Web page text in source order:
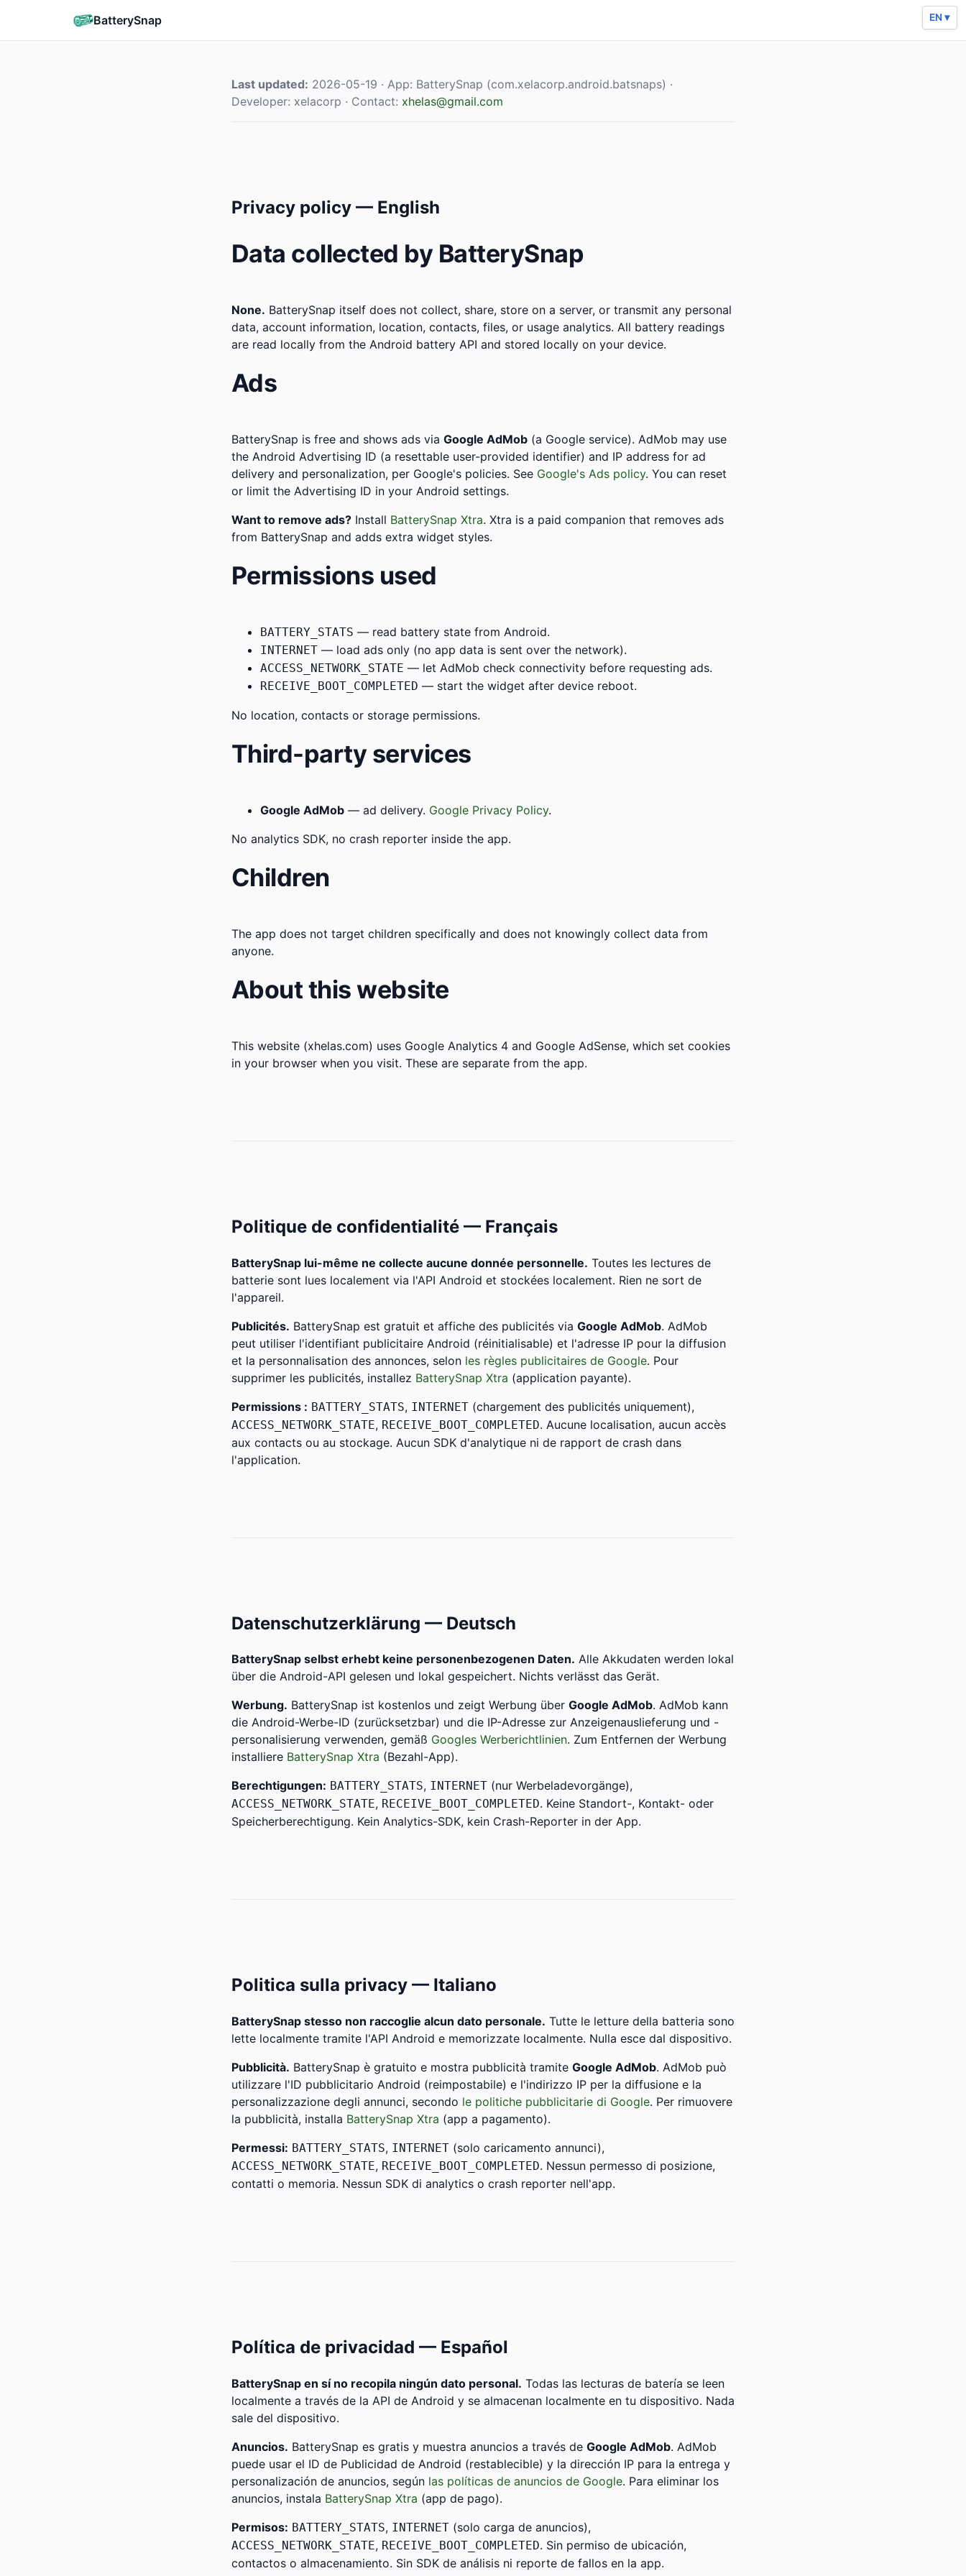
BatterySnap
Last updated: 2026-05-19 · App: BatterySnap (com.xelacorp.android.batsnaps) ·
Developer: xelacorp · Contact: xhelas@gmail.com
Privacy policy — English
Data collected by BatterySnap
None. BatterySnap itself does not collect, share, store on a server, or transmit any personal
data, account information, location, contacts, files, or usage analytics. All battery readings
are read locally from the Android battery API and stored locally on your device.
Ads
BatterySnap is free and shows ads via Google AdMob (a Google service). AdMob may use
the Android Advertising ID (a resettable user-provided identifier) and IP address for ad
delivery and personalization, per Google's policies. See Google's Ads policy. You can reset
or limit the Advertising ID in your Android settings.
Want to remove ads? Install BatterySnap Xtra. Xtra is a paid companion that removes ads
from BatterySnap and adds extra widget styles.
Permissions used
BATTERY_STATS — read battery state from Android.
INTERNET — load ads only (no app data is sent over the network).
ACCESS_NETWORK_STATE — let AdMob check connectivity before requesting ads.
RECEIVE_BOOT_COMPLETED — start the widget after device reboot.
No location, contacts or storage permissions.
Third-party services
Google AdMob — ad delivery. Google Privacy Policy.
No analytics SDK, no crash reporter inside the app.
Children
The app does not target children specifically and does not knowingly collect data from
anyone.
About this website
This website (xhelas.com) uses Google Analytics 4 and Google AdSense, which set cookies
in your browser when you visit. These are separate from the app.
Politique de confidentialité — Français
BatterySnap lui-même ne collecte aucune donnée personnelle. Toutes les lectures de
batterie sont lues localement via l'API Android et stockées localement. Rien ne sort de
l'appareil.
Publicités. BatterySnap est gratuit et affiche des publicités via Google AdMob. AdMob
peut utiliser l'identifiant publicitaire Android (réinitialisable) et l'adresse IP pour la diffusion
et la personnalisation des annonces, selon les règles publicitaires de Google. Pour
supprimer les publicités, installez BatterySnap Xtra (application payante).
Permissions : BATTERY_STATS, INTERNET (chargement des publicités uniquement),
ACCESS_NETWORK_STATE, RECEIVE_BOOT_COMPLETED. Aucune localisation, aucun accès
aux contacts ou au stockage. Aucun SDK d'analytique ni de rapport de crash dans
l'application.
Datenschutzerklärung — Deutsch
BatterySnap selbst erhebt keine personenbezogenen Daten. Alle Akkudaten werden lokal
über die Android-API gelesen und lokal gespeichert. Nichts verlässt das Gerät.
Werbung. BatterySnap ist kostenlos und zeigt Werbung über Google AdMob. AdMob kann
die Android-Werbe-ID (zurücksetzbar) und die IP-Adresse zur Anzeigenauslieferung und -
personalisierung verwenden, gemäß Googles Werberichtlinien. Zum Entfernen der Werbung
installiere BatterySnap Xtra (Bezahl-App).
Berechtigungen: BATTERY_STATS, INTERNET (nur Werbeladevorgänge),
ACCESS_NETWORK_STATE, RECEIVE_BOOT_COMPLETED. Keine Standort-, Kontakt- oder
Speicherberechtigung. Kein Analytics-SDK, kein Crash-Reporter in der App.
Politica sulla privacy — Italiano
BatterySnap stesso non raccoglie alcun dato personale. Tutte le letture della batteria sono
lette localmente tramite l'API Android e memorizzate localmente. Nulla esce dal dispositivo.
Pubblicità. BatterySnap è gratuito e mostra pubblicità tramite Google AdMob. AdMob può
utilizzare l'ID pubblicitario Android (reimpostabile) e l'indirizzo IP per la diffusione e la
personalizzazione degli annunci, secondo le politiche pubblicitarie di Google. Per rimuovere
la pubblicità, installa BatterySnap Xtra (app a pagamento).
Permessi: BATTERY_STATS, INTERNET (solo caricamento annunci),
ACCESS_NETWORK_STATE, RECEIVE_BOOT_COMPLETED. Nessun permesso di posizione,
contatti o memoria. Nessun SDK di analytics o crash reporter nell'app.
Política de privacidad — Español
BatterySnap en sí no recopila ningún dato personal. Todas las lecturas de batería se leen
localmente a través de la API de Android y se almacenan localmente en tu dispositivo. Nada
sale del dispositivo.
Anuncios. BatterySnap es gratis y muestra anuncios a través de Google AdMob. AdMob
puede usar el ID de Publicidad de Android (restablecible) y la dirección IP para la entrega y
personalización de anuncios, según las políticas de anuncios de Google. Para eliminar los
anuncios, instala BatterySnap Xtra (app de pago).
Permisos: BATTERY_STATS, INTERNET (solo carga de anuncios),
ACCESS_NETWORK_STATE, RECEIVE_BOOT_COMPLETED. Sin permiso de ubicación,
contactos o almacenamiento. Sin SDK de análisis ni reporte de fallos en la app.
EN ▾